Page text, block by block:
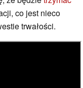
co jest nieco
trwałości.